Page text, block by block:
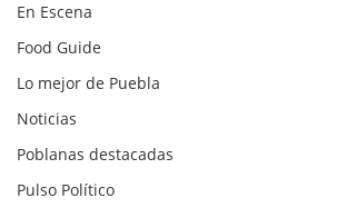
En Escena
Food Guide
Lo mejor de Puebla
Noticias
Poblanas destacadas
Pulso Político